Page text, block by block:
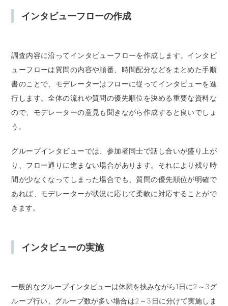
インタビューフローの作成
調査内容に沿ってインタビューフローを作成します。インタビ
ューフローは質問の内容や順番、時間配分などをまとめた手順
書のことで、モデレーターはフローに従ってインタビューを進
行します。全体の流れや質問の優先順位を決める重要な資料な
ので、モデレーターの意見も聞きながら作成すると良いでしょ
う。
グループインタビューでは、参加者同士で話し合いが盛り上が
り、フロー通りに進まない場合があります。それにより残り時
間が少なくなってしまった場合でも、質問の優先順位が明確で
あれば、モデレーターが状況に応じて柔軟に対応することがで
きます。
インタビューの実施
一般的なグループインタビューは休憩を挟みながら1日に2～3グ
ループ行い、グループ数が多い場合は2～3日に分けて実施しま